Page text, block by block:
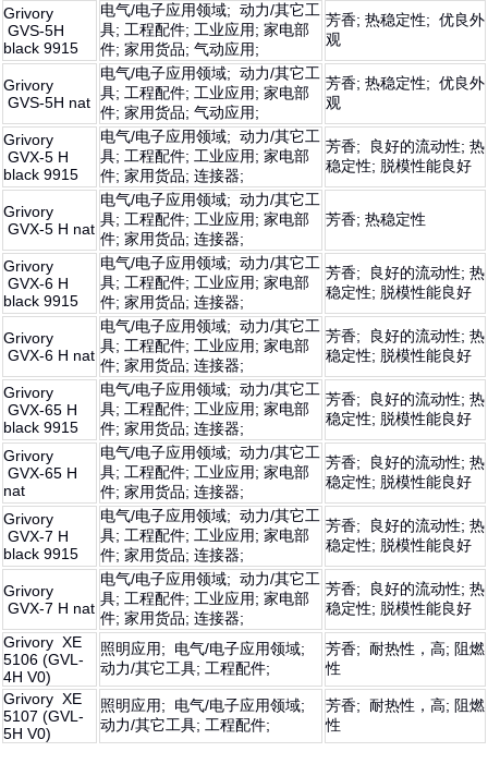
Grivory
GVS-5H
black 9915
电气/电子应用领域; 动力/其它工
具; 工程配件; 工业应用; 家电部
件; 家用货品; 气动应用;
芳香; 热稳定性; 优良外
观
Grivory
GVS-5H nat
电气/电子应用领域; 动力/其它工
具; 工程配件; 工业应用; 家电部
件; 家用货品; 气动应用;
芳香; 热稳定性; 优良外
观
Grivory
GVX-5 H
black 9915
电气/电子应用领域; 动力/其它工
具; 工程配件; 工业应用; 家电部
件; 家用货品; 连接器;
芳香; 良好的流动性; 热
稳定性; 脱模性能良好
Grivory
GVX-5 H nat
电气/电子应用领域; 动力/其它工
具; 工程配件; 工业应用; 家电部
件; 家用货品; 连接器;
芳香; 热稳定性
Grivory
GVX-6 H
black 9915
电气/电子应用领域; 动力/其它工
具; 工程配件; 工业应用; 家电部
件; 家用货品; 连接器;
芳香; 良好的流动性; 热
稳定性; 脱模性能良好
Grivory
GVX-6 H nat
电气/电子应用领域; 动力/其它工
具; 工程配件; 工业应用; 家电部
件; 家用货品; 连接器;
芳香; 良好的流动性; 热
稳定性; 脱模性能良好
Grivory
GVX-65 H
black 9915
电气/电子应用领域; 动力/其它工
具; 工程配件; 工业应用; 家电部
件; 家用货品; 连接器;
芳香; 良好的流动性; 热
稳定性; 脱模性能良好
Grivory
GVX-65 H
nat
电气/电子应用领域; 动力/其它工
具; 工程配件; 工业应用; 家电部
件; 家用货品; 连接器;
芳香; 良好的流动性; 热
稳定性; 脱模性能良好
Grivory
GVX-7 H
black 9915
电气/电子应用领域; 动力/其它工
具; 工程配件; 工业应用; 家电部
件; 家用货品; 连接器;
芳香; 良好的流动性; 热
稳定性; 脱模性能良好
Grivory
GVX-7 H nat
电气/电子应用领域; 动力/其它工
具; 工程配件; 工业应用; 家电部
件; 家用货品; 连接器;
芳香; 良好的流动性; 热
稳定性; 脱模性能良好
Grivory XE
5106 (GVL-
4H V0)
照明应用; 电气/电子应用领域;
动力/其它工具; 工程配件;
芳香; 耐热性，高; 阻燃
性
Grivory XE
5107 (GVL-
5H V0)
照明应用; 电气/电子应用领域;
动力/其它工具; 工程配件;
芳香; 耐热性，高; 阻燃
性